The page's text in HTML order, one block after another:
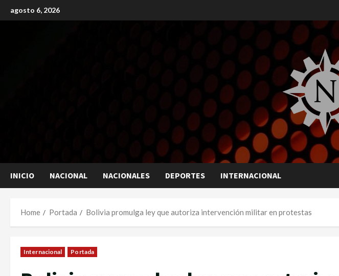
to
agosto 6, 2026
INICIO NACIONAL NACIONALES DEPORTES INTERNACIONAL
Home Portada Bolivia promulga ley que autoriza intervención militar en protestas
Internacional Portada